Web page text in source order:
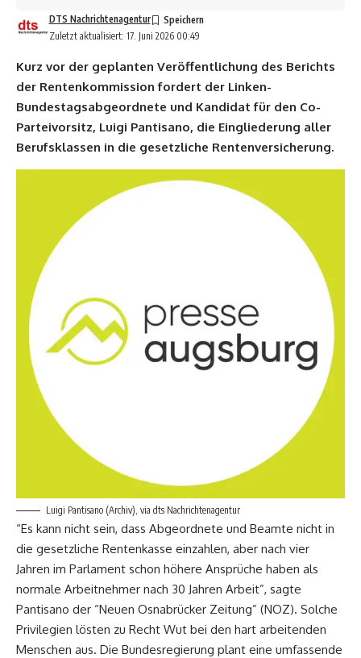
Zuletzt aktualisiert: 17. Juni 2026 00:49
DTS Nachrichtenagentur
Kurz vor der geplanten Veröffentlichung des Berichts
der Rentenkommission fordert der Linken-
Bundestagsabgeordnete und Kandidat für den Co-
Parteivorsitz, Luigi Pantisano, die Eingliederung aller
Berufsklassen in die gesetzliche Rentenversicherung.
Luigi Pantisano (Archiv), via dts Nachrichtenagentur
“Es kann nicht sein, dass Abgeordnete und Beamte nicht in
die gesetzliche Rentenkasse einzahlen, aber nach vier
Jahren im Parlament schon höhere Ansprüche haben als
normale Arbeitnehmer nach 30 Jahren Arbeit”, sagte
Pantisano der “Neuen Osnabrücker Zeitung” (NOZ). Solche
Privilegien lösten zu Recht Wut bei den hart arbeitenden
Menschen aus. Die Bundesregierung plant eine umfassende